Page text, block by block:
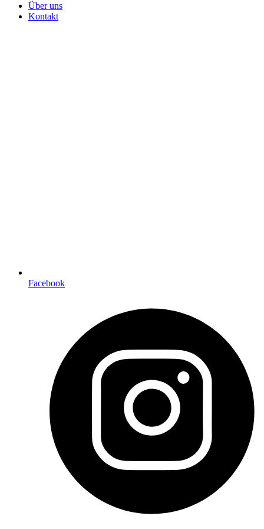
Über uns
Kontakt
Facebook